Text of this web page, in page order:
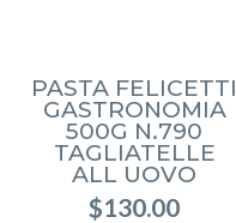
PASTA FELICETTI
GASTRONOMIA
500G N.790
TAGLIATELLE
ALL UOVO
$130.00